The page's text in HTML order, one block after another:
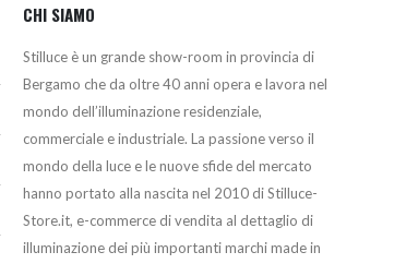
CHI SIAMO
Stilluce è un grande show-room in provincia di
Bergamo che da oltre 40 anni opera e lavora nel
mondo dell’illuminazione residenziale,
commerciale e industriale. La passione verso il
mondo della luce e le nuove sfide del mercato
hanno portato alla nascita nel 2010 di Stilluce-
Store.it, e-commerce di vendita al dettaglio di
illuminazione dei più importanti marchi made in